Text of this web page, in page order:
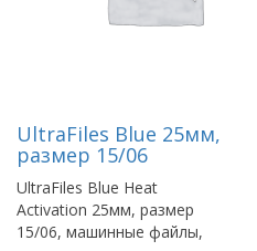
UltraFiles Blue 25мм,
размер 15/06
UltraFiles Blue Heat
Activation 25мм, размер
15/06, машинные файлы,